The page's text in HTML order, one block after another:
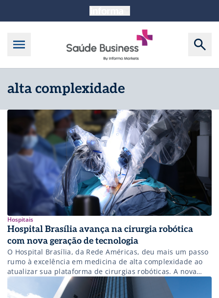
alta complexidade
Hospitais
Hospital Brasília avança na cirurgia robótica
com nova geração de tecnologia
O Hospital Brasília, da Rede Américas, deu mais um passo
rumo à excelência em medicina de alta complexidade ao
atualizar sua plataforma de cirurgias robóticas. A nova
geração da tecnologia, voltada a procedimentos
minimamente invasivos, amplia os recursos disponíveis